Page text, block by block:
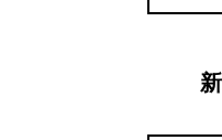
フィットし過ぎない絶妙な